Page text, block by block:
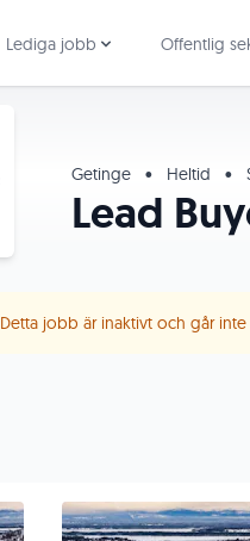
Lediga jobb Offentlig
Getinge • Heltid •
Lead
Detta jobb är inaktivt och går